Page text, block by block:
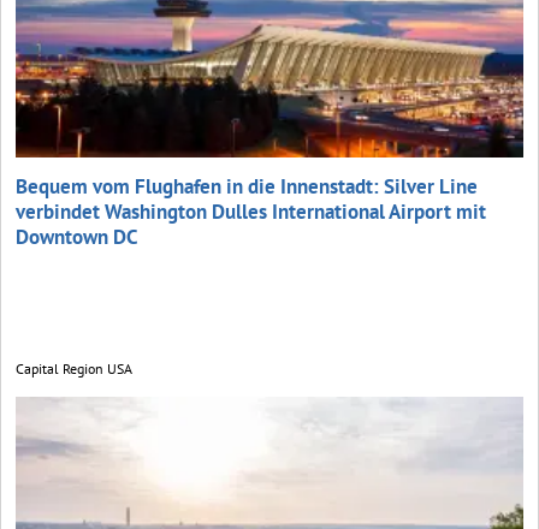
Bequem vom Flughafen in die Innenstadt: Silver Line
verbindet Washington Dulles International Airport mit
Downtown DC
Capital Region USA